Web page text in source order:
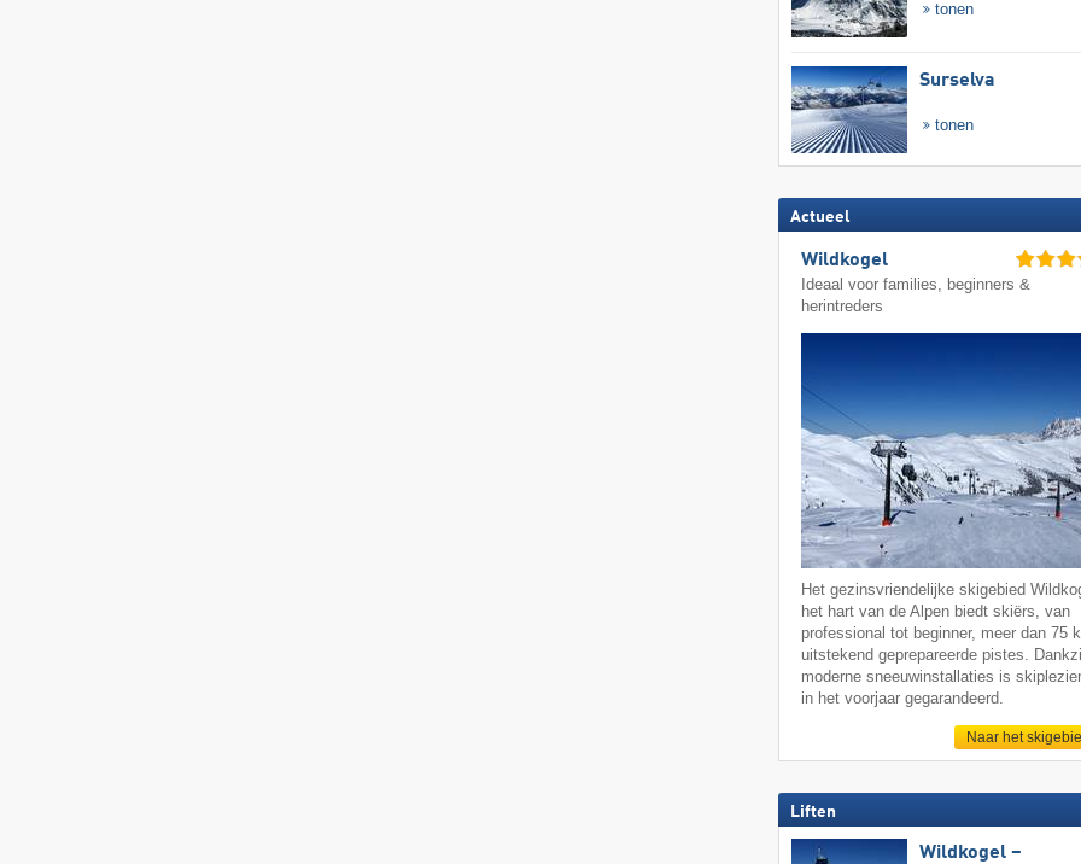
tonen
Surselva
tonen
Actueel
Wildkogel
Ideaal voor families, beginners &
herintreders
Het gezinsvriendelijke skigebied
het hart van de Alpen biedt skiërs, van
professional tot beginner, meer dan 75
uitstekend geprepareerde pistes.
moderne sneeuwinstallaties is
in het voorjaar gegarandeerd.
Naar het
Liften
Wildkogel –